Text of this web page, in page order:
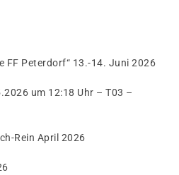
FF Peterdorf“ 13.-14. Juni 2026
um 12:18 Uhr – T03 –
Rein April 2026